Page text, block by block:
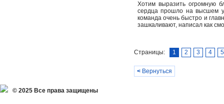
Хотим выразить огромную
сердца прошло на высшем
команда очень быстро и
зашкаливают, написал как
Страницы: 1 2 3 4 5
< Вернуться
© 2025 Все права защищены